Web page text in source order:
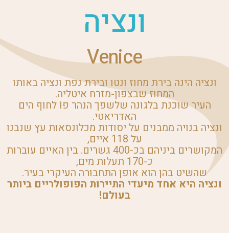
ונציה
Venice
ונציה הינה בירת מחוז ונטו ובירת נפת ונציה באותו
המחוז שבצפון-מזרח איטליה.
העיר שוכנת בלגונה שלשפך הנהר פוֹ לחוף הים
האדריאטי.
ונציה בנויה ממבנים על יסודות מכלונסאות עץ שנבנו
על 118 איים,
המקושרים ביניהם בכ-400 גשרים. בין האיים עוברות
כ-170 תעלות מים,
שהשיט בהן הוא אופן התחבורה העיקרי בעיר.
ונציה היא אחד מיעדי התיירות הפופולריים ביותר
בעולם!